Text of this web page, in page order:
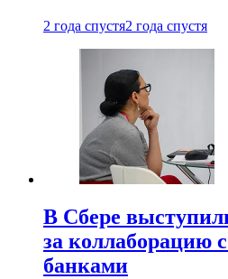
2 года спустя2 года спустя
В Сбере
за коллаборацию
банками